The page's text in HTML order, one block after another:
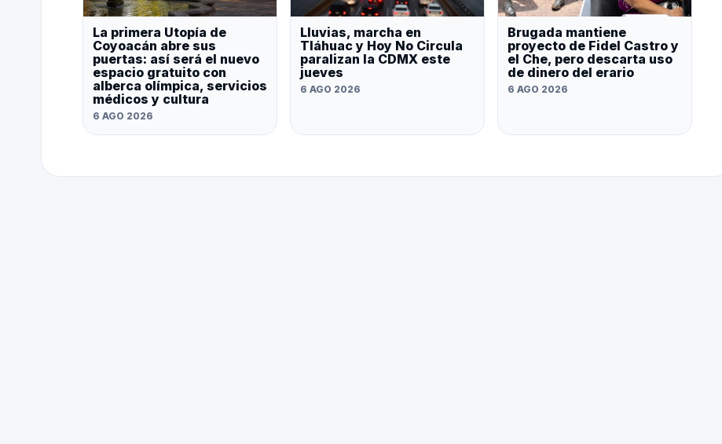
La primera Utopía de
Coyoacán abre sus
puertas: así será el nuevo
espacio gratuito con
alberca olímpica, servicios
médicos y cultura
6 AGO 2026
Lluvias, marcha en
Tláhuac y Hoy No Circula
paralizan la CDMX este
jueves
6 AGO 2026
Brugada mantiene
proyecto de Fidel Castro y
el Che, pero descarta uso
de dinero del erario
6 AGO 2026